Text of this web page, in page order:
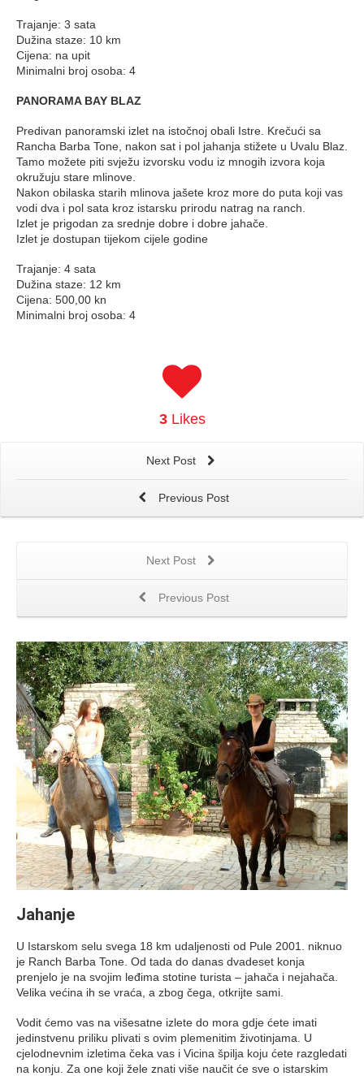
Trajanje: 3 sata
Dužina staze: 10 km
Cijena: na upit
Minimalni broj osoba: 4
PANORAMA BAY BLAZ
Predivan panoramski izlet na istočnoj obali Istre. Krečući sa
Rancha Barba Tone, nakon sat i pol jahanja stižete u Uvalu Blaz.
Tamo možete piti svježu izvorsku vodu iz mnogih izvora koja
okružuju stare mlinove.
Nakon obilaska starih mlinova jašete kroz more do puta koji vas
vodi dva i pol sata kroz istarsku prirodu natrag na ranch.
Izlet je prigodan za srednje dobre i dobre jahače.
Izlet je dostupan tijekom cijele godine
Trajanje: 4 sata
Dužina staze: 12 km
Cijena: 500,00 kn
Minimalni broj osoba: 4
3Likes
Next Post
Previous Post
Next Post
Previous Post
Jahanje
U Istarskom selu svega 18 km udaljenosti od Pule 2001. niknuo
je Ranch Barba Tone. Od tada do danas dvadeset konja
prenjelo je na svojim leđima stotine turista – jahača i nejahača.
Velika većina ih se vraća, a zbog čega, otkrijte sami.
Vodit ćemo vas na višesatne izlete do mora gdje ćete imati
jedinstvenu priliku plivati s ovim plemenitim životinjama. U
cjelodnevnim izletima čeka vas i Vicina špilja koju ćete razgledati
na konju. Za one koji žele znati više naučit će sve o istarskim